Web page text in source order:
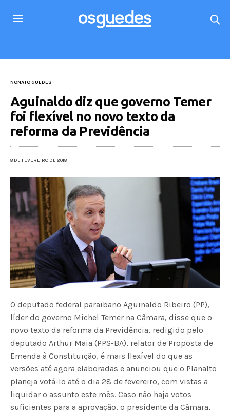
NONATO GUEDES
Aguinaldo diz que governo Temer
foi flexível no novo texto da
reforma da Previdência
8 DE FEVEREIRO DE 2018
O deputado federal paraibano Aguinaldo Ribeiro (PP),
líder do governo Michel Temer na Câmara, disse que o
novo texto da reforma da Previdência, redigido pelo
deputado Arthur Maia (PPS-BA), relator de Proposta de
Emenda à Constituição, é mais flexível do que as
versões até agora elaboradas e anunciou que o Planalto
planeja votá-lo até o dia 28 de fevereiro, com vistas a
liquidar o assunto este mês. Caso não haja votos
suficientes para a aprovação, o presidente da Câmara,